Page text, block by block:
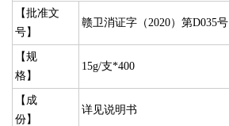
【批准文
号】
赣卫消证字（2020）第D035号
【规
格】
15g/支*400
【成
份】
详见说明书